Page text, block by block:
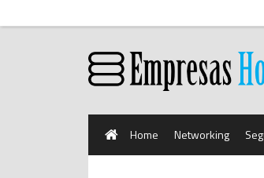
Home Networking